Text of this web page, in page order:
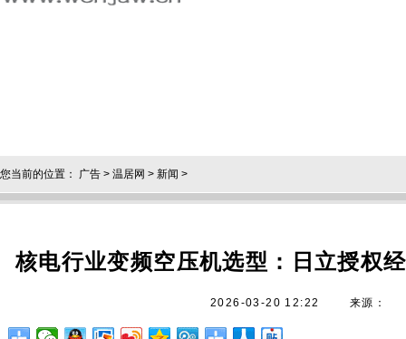
您当前的位置： 广告 > 温居网 > 新闻 >
核电行业变频空压机选型：日立授权
2026-03-20 12:22 来源：